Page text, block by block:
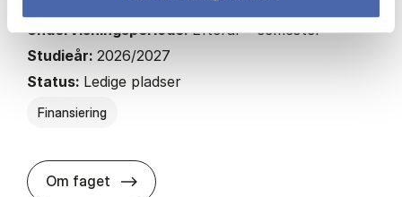
Undervisningsperiode:Efterår – semester
Studieår: 2026/2027
Status: Ledige pladser
Finansiering
Om faget about